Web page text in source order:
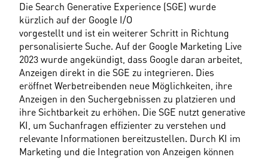
Die Search Generative Experience (SGE) wurde
kürzlich auf der Google I/O
vorgestellt und ist ein weiterer Schritt in Richtung
personalisierte Suche. Auf der Google Marketing Live
2023 wurde angekündigt, dass Google daran arbeitet,
Anzeigen direkt in die SGE zu integrieren. Dies
eröffnet Werbetreibenden neue Möglichkeiten, ihre
Anzeigen in den Suchergebnissen zu platzieren und
ihre Sichtbarkeit zu erhöhen. Die SGE nutzt generative
KI, um Suchanfragen effizienter zu verstehen und
relevante Informationen bereitzustellen. Durch KI im
Marketing und die Integration von Anzeigen können